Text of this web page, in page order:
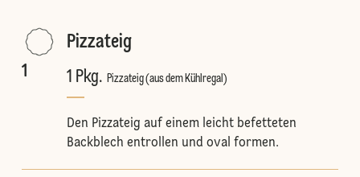
1
Pizzateig
1 Pkg. Pizzateig (aus dem Kühlregal)
Den Pizzateig auf einem leicht befetteten
Backblech entrollen und oval formen.